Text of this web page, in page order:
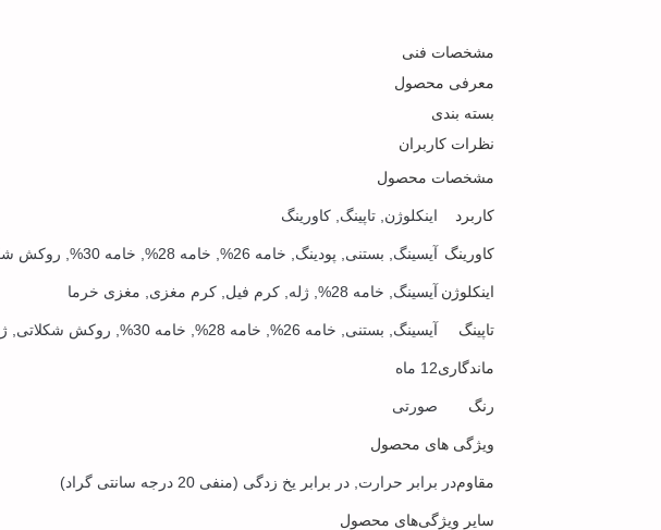
مشخصات فنی
معرفی محصول
بسته بندی
نظرات کاربران
مشخصات محصول
کاربرد اینکلوژن, تاپینگ, کاورینگ
کاورینگ آیسینگ, بستنی, پودینگ, خامه 26%, خامه 28%, خامه 30%, روکش شکلاتی, ژله, ژله براق کننده, فوندانت
اینکلوژن آیسینگ, خامه 28%, ژله, کرم فیل, کرم مغزی, مغزی خرما
تاپینگ آیسینگ, بستنی, خامه 26%, خامه 28%, خامه 30%, روکش شکلاتی, ژله, ژله براق کننده, فوندانت
ماندگاری12 ماه
رنگ صورتی
ویژگی های محصول
مقاومدر برابر حرارت, در برابر یخ زدگی (منفی 20 درجه سانتی گراد)
سایر ویژگی‌های محصول